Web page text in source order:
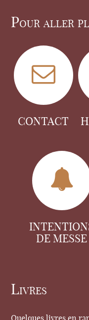
Pour aller
CONTACT
DE MESSE
Livres